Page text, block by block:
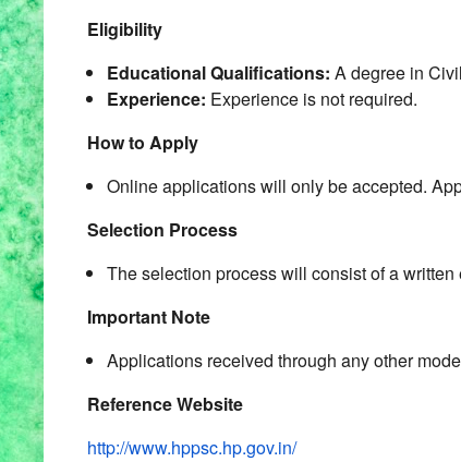
Eligibility
Educational Qualifications: A degree in
Experience: Experience is not required.
How to Apply
Online applications will only be accepted.
Selection Process
The selection process will consist of a written
Important Note
Applications received through any other
Reference Website
http://www.hppsc.hp.gov.in/